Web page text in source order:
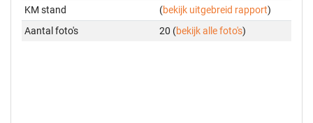
KM stand
(bekijk uitgebreid rapport)
Aantal foto's
20 (bekijk alle foto's)